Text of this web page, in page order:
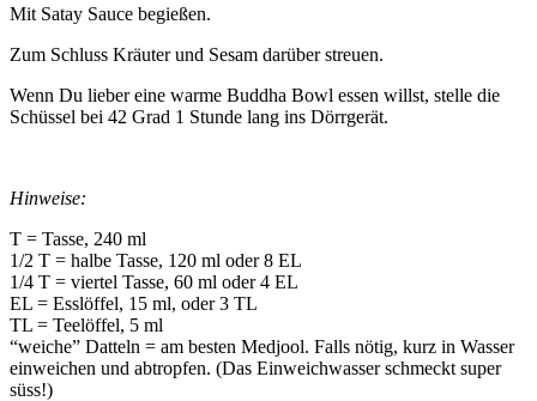
Mit Satay Sauce begießen.
Zum Schluss Kräuter und Sesam darüber streuen.
Wenn Du lieber eine warme Buddha Bowl essen willst, stelle die
Schüssel bei 42 Grad 1 Stunde lang ins Dörrgerät.
Hinweise:
T = Tasse, 240 ml
1/2 T = halbe Tasse, 120 ml oder 8 EL
1/4 T = viertel Tasse, 60 ml oder 4 EL
EL = Esslöffel, 15 ml, oder 3 TL
TL = Teelöffel, 5 ml
“weiche” Datteln = am besten Medjool. Falls nötig, kurz in Wasser
einweichen und abtropfen. (Das Einweichwasser schmeckt super
süss!)